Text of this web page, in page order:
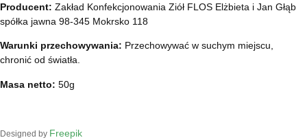
Producent: Zakład Konfekcjonowania Ziół FLOS Elżbieta i Jan Głąb
spółka jawna 98-345 Mokrsko 118
Warunki przechowywania: Przechowywać w suchym miejscu,
chronić od światła.
Masa netto: 50g
Designed by Freepik